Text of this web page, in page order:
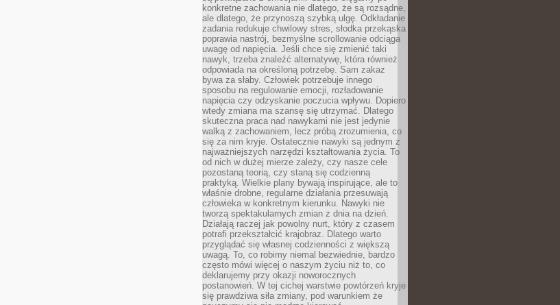
konkretne zachowania nie dlatego, że są rozsądne,
ale dlatego, że przynoszą szybką ulgę. Odkładanie
zadania redukuje chwilowy stres, słodka przekąska
poprawia nastrój, bezmyślne scrollowanie odciąga
uwagę od napięcia. Jeśli chce się zmienić taki
nawyk, trzeba znaleźć alternatywę, która również
odpowiada na określoną potrzebę. Sam zakaz
bywa za słaby. Człowiek potrzebuje innego
sposobu na regulowanie emocji, rozładowanie
napięcia czy odzyskanie poczucia wpływu. Dopiero
wtedy zmiana ma szansę się utrzymać. Dlatego
skuteczna praca nad nawykami nie jest jedynie
walką z zachowaniem, lecz próbą zrozumienia, co
się za nim kryje. Ostatecznie nawyki są jednym z
najważniejszych narzędzi kształtowania życia. To
od nich w dużej mierze zależy, czy nasze cele
pozostaną teorią, czy staną się codzienną
praktyką. Wielkie plany bywają inspirujące, ale to
właśnie drobne, regularne działania przesuwają
człowieka w konkretnym kierunku. Nawyki nie
tworzą spektakularnych zmian z dnia na dzień.
Działają raczej jak powolny nurt, który z czasem
potrafi przekształcić krajobraz. Dlatego warto
przyglądać się własnej codzienności z większą
uwagą. To, co robimy niemal bezwiednie, bardzo
często mówi więcej o naszym życiu niż to, co
deklarujemy przy okazji noworocznych
postanowień. W tej cichej warstwie powtórzeń kryje
się prawdziwa siła zmiany, pod warunkiem że